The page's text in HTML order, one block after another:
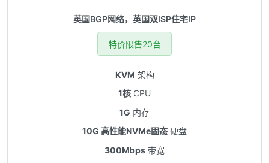
英国BGP网络，英国双ISP住宅IP
特价限售20台
KVM 架构
1核 CPU
1G 内存
10G 高性能NVMe固态 硬盘
300Mbps 带宽